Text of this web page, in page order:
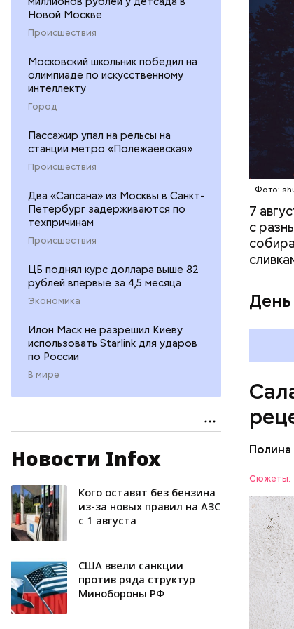
Новой Москве
Происшествия
Московский школьник победил на
олимпиаде по искусственному
интеллекту
Город
Пассажир упал на рельсы на
станции метро «Полежаевская»
Происшествия
Два «Сапсана» из Москвы в Санкт-
Петербург задерживаются по
техпричинам
Происшествия
ЦБ поднял курс доллара выше 82
рублей впервые за 4,5 месяца
Экономика
Илон Маск не разрешил Киеву
использовать Starlink для ударов
по России
В мире
Новости Infox
Кого оставят без бензина
из-за новых правил на АЗС
с 1 августа
США ввели санкции
против ряда структур
Минобороны РФ
Фото:
7
с
Сюжеты:
соль.
ЕДА